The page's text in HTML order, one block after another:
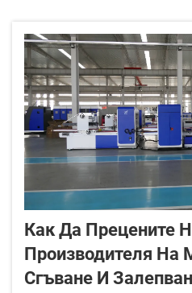
Как Да Прецените
Производителя На
Сгъване И